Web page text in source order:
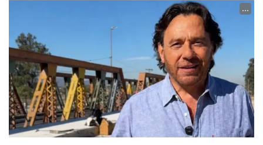
...